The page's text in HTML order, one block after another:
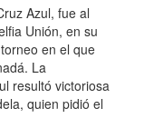
Azul, fue al
Unión, en su
en el que
La
resultó victoriosa
quien pidió el